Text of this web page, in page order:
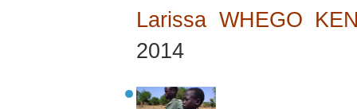
Larissa WHEGO
2014